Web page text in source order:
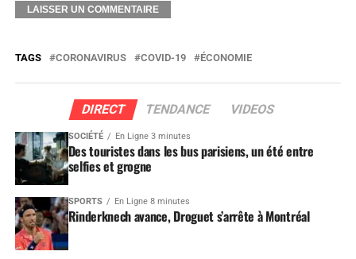
TAGS CORONAVIRUS COVID-19 ÉCONOMIE
DIRECT TENDANCE VIDEOS
SOCIÉTÉ En Ligne 3 minutes
Des touristes dans les bus parisiens, un été entre
selfies et grogne
SPORTS En Ligne 8 minutes
Rinderknech avance, Droguet s’arrête à Montréal